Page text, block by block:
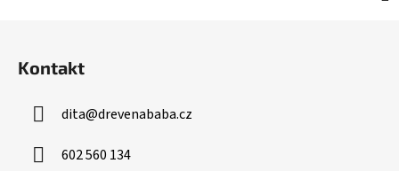
Kontakt
dita@drevenababa.cz
602 560 134